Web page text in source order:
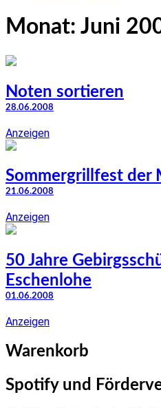
Monat: Juni
Noten sortieren
28.06.2008
Anzeigen
Sommergrillfest der
21.06.2008
Anzeigen
50 Jahre
Eschenlohe
01.06.2008
Anzeigen
Warenkorb
Spotify und